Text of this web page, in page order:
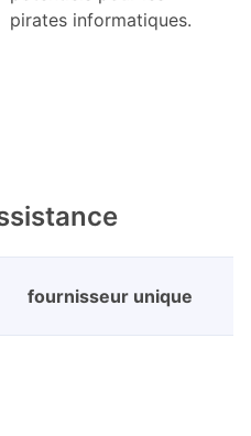
pirates informatiques.
fournisseur unique